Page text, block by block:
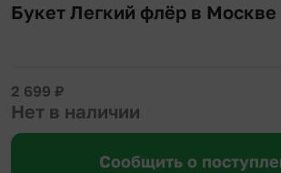
Букет Легкий флёр в Москве
2 699 ₽
Нет в наличии
Сообщить о